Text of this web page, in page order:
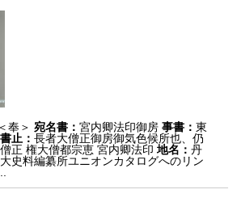
奉＞ 宛名書：宮内卿法印御房 事書：東
書止：長者大僧正御房御気色候所也、仍
正 権大僧都宗恵 宮内卿法印 地名：丹
大史料編纂所ユニオンカタログへのリン